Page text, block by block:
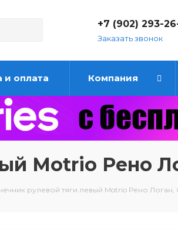
+7 (902) 293-
Заказать звонок
и оплата Компания
Motrio Рено
рулевой тяги левый Motrio Рено Логан,